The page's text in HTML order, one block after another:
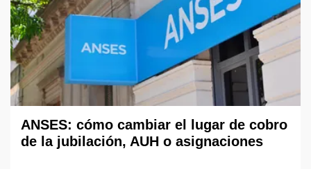
ANSES: cómo cambiar el lugar de cobro
de la jubilación, AUH o asignaciones